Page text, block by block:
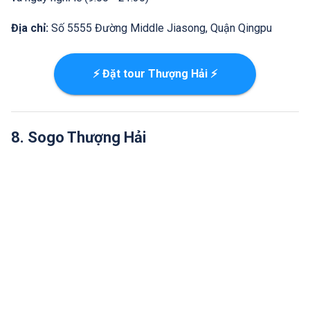
Địa chỉ: Số 5555 Đường Middle Jiasong, Quận Qingpu
⚡ Đặt tour Thượng Hải ⚡
8. Sogo Thượng Hải